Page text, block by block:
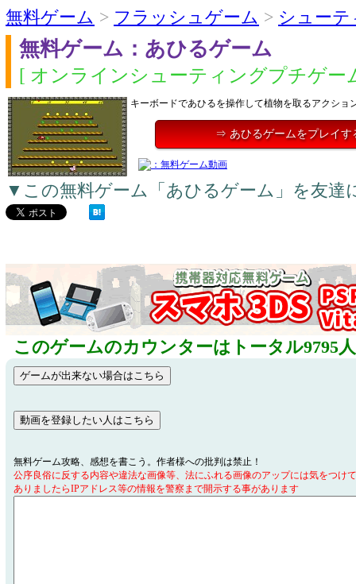
無料ゲーム > フラッシュゲーム > シューテ
無料ゲーム：あひるゲーム
[ オンラインシューティングプチゲー
キーボードであひるを操作して植物を取るアクショ
⇒ あひるゲームをプレイす
▼この無料ゲーム「あひるゲーム」を友達
このゲームのカウンターはトータル9795
無料ゲーム攻略、感想を書こう。作者様への批判は禁止！
公序良俗に反する内容や違法な画像等、法にふれる画像のアップには気をつけ
ありましたらIPアドレス等の情報を警察まで開示する事があります